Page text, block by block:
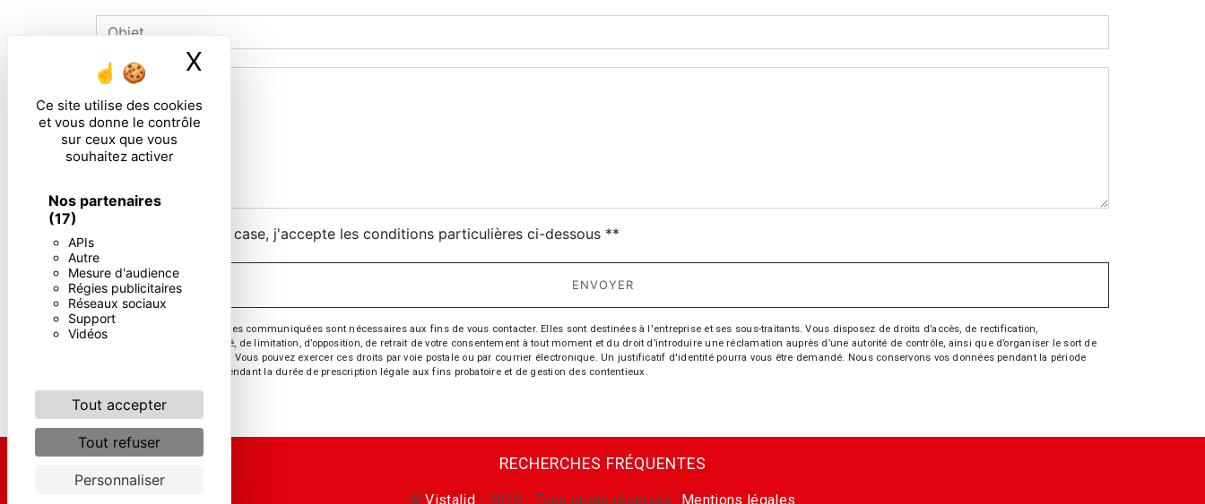
Ce site utilise des cookies
et vous donne le contrôle
sur ceux que vous
souhaitez activer
Nos partenaires
(17)
APIs
Autre
Mesure d'audience
Régies publicitaires
Réseaux sociaux
Support
Vidéos
Tout accepter
Tout refuser
Personnaliser
X Masquer le bandeau des cookies
En cochant cette case, j'accepte les conditions particulières ci-dessous **
ENVOYER
** Les données personnelles communiquées sont nécessaires aux fins de vous contacter. Elles sont destinées à l'entreprise et ses sous-traitants. Vous disposez de droits d’accès, de rectification,
d’effacement, de portabilité, de limitation, d’opposition, de retrait de votre consentement à tout moment et du droit d’introduire une réclamation auprès d’une autorité de contrôle, ainsi que d’organiser le sort de
vos données post-mortem. Vous pouvez exercer ces droits par voie postale ou par courrier électronique. Un justificatif d'identité pourra vous être demandé. Nous conservons vos données pendant la période
de prise de contact puis pendant la durée de prescription légale aux fins probatoire et de gestion des contentieux.
RECHERCHES FRÉQUENTES
©Vistalid- 2026 - Tous droits réservés -Mentions légales